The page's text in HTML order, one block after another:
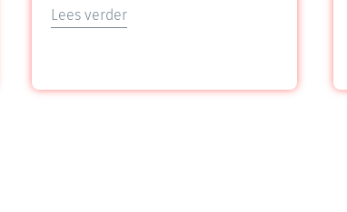
Lees verder